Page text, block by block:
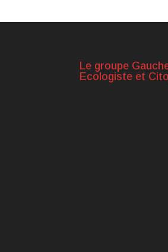
Le groupe
Ecologiste et